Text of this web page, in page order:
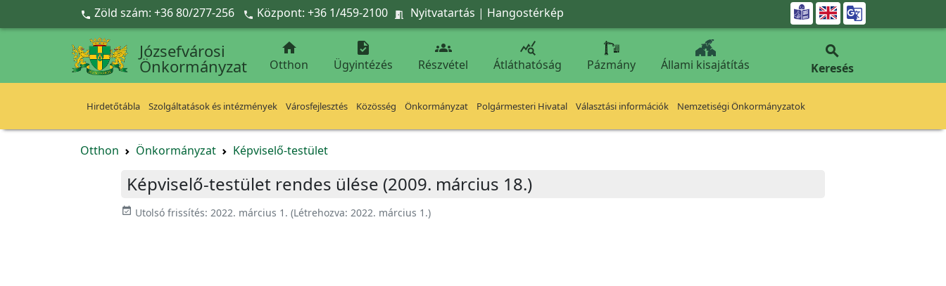
Ugrás a fő tartalomra
 Zöld szám: +36 80/277-256  Központ: +36 1/459-2100  Nyitvatartás | Hangostérkép 
Józsefvárosi
Önkormányzat

Otthon

Ügyintézés

Részvétel

Átláthatóság Pázmány Állami kisajátítás

Keresés
Hirdetőtábla Szolgáltatások és intézmények Városfejlesztés Közösség Önkormányzat Polgármesteri Hivatal Választási információk Nemzetiségi Önkormányzatok
Otthon Önkormányzat Képviselő-testület
Képviselő-testület rendes ülése (2009. március 18.)
event_available Utolsó frissítés: 2022. március 1. (Létrehozva: 2022. március 1.)